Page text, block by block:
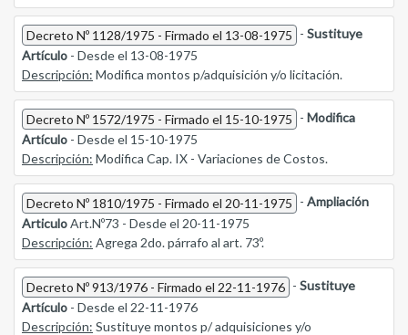
Decreto Nº 1128/1975 - Firmado el 13-08-1975 - Sustituye
Artículo - Desde el 13-08-1975
Descripción: Modifica montos p/adquisición y/o licitación.
Decreto Nº 1572/1975 - Firmado el 15-10-1975 - Modifica
Artículo - Desde el 15-10-1975
Descripción: Modifica Cap. IX - Variaciones de Costos.
Decreto Nº 1810/1975 - Firmado el 20-11-1975 - Ampliación
ArticuloArt.Nº73 - Desde el 20-11-1975
Descripción: Agrega 2do. párrafo al art. 73º.
Decreto Nº 913/1976 - Firmado el 22-11-1976 - Sustituye
Artículo - Desde el 22-11-1976
Descripción: Sustituye montos p/ adquisiciones y/o